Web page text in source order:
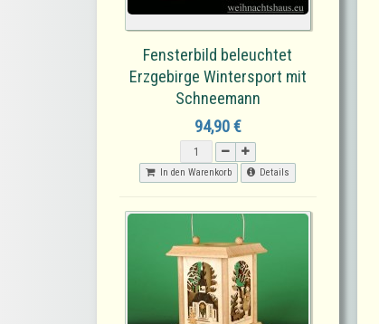
Fensterbild beleuchtet
Erzgebirge Wintersport mit
Schneemann
94,90 €
In den Warenkorb Details